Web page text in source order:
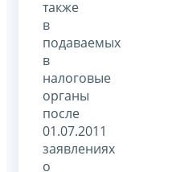
также
в
подаваемых
в
налоговые
органы
после
01.07.2011
заявлениях
о